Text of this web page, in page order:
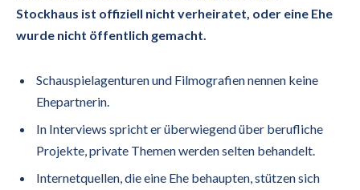
Stockhaus ist offiziell nicht verheiratet, oder eine Ehe
wurde nicht öffentlich gemacht.
Schauspielagenturen und Filmografien nennen keine
Ehepartnerin.
In Interviews spricht er überwiegend über berufliche
Projekte, private Themen werden selten behandelt.
Internetquellen, die eine Ehe behaupten, stützen sich